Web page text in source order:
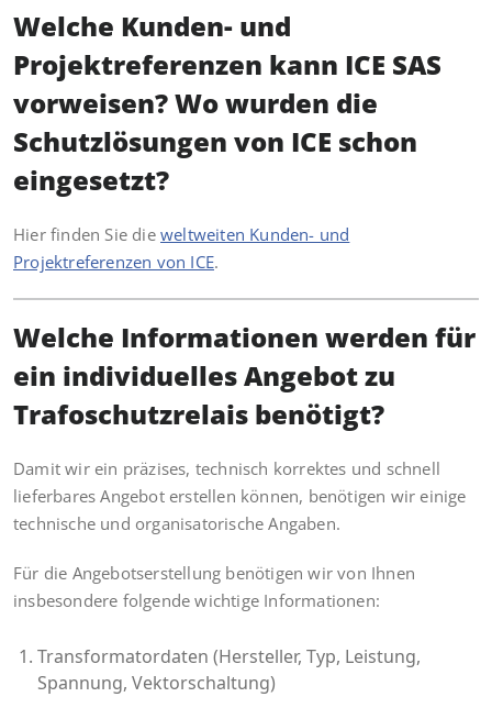
Welche Kunden- und
Projektreferenzen kann ICE SAS
vorweisen? Wo wurden die
Schutzlösungen von ICE schon
eingesetzt?
Hier finden Sie die weltweiten Kunden- und
Projektreferenzen von ICE.
Welche Informationen werden für
ein individuelles Angebot zu
Trafoschutzrelais benötigt?
Damit wir ein präzises, technisch korrektes und schnell
lieferbares Angebot erstellen können, benötigen wir einige
technische und organisatorische Angaben.
Für die Angebotserstellung benötigen wir von Ihnen
insbesondere folgende wichtige Informationen:
Transformatordaten (Hersteller, Typ, Leistung,
Spannung, Vektorschaltung)